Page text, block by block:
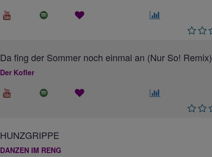
Da fing der Sommer noch einmal an (Nur So! Remix)
Der Kofler
HUNZGRIPPE
DANZEN IM RENG